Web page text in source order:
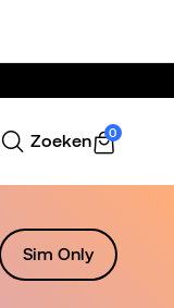
Zoeken 0
Sim Only